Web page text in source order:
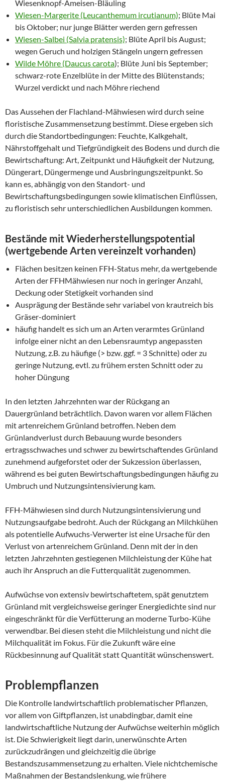
Wiesenknopf-Ameisen-Bläuling
Wiesen-Margerite (Leucanthemum ircutianum); Blüte Mai
bis Oktober; nur junge Blätter werden gern gefressen
Wiesen-Salbei (Salvia pratensis); Blüte April bis August;
wegen Geruch und holzigen Stängeln ungern gefressen
Wilde Möhre (Daucus carota); Blüte Juni bis September;
schwarz-rote Enzelblüte in der Mitte des Blütenstands;
Wurzel verdickt und nach Möhre riechend
Das Aussehen der Flachland-Mähwiesen wird durch seine
floristische Zusammensetzung bestimmt. Diese ergeben sich
durch die Standortbedingungen: Feuchte, Kalkgehalt,
Nährstoffgehalt und Tiefgründigkeit des Bodens und durch die
Bewirtschaftung: Art, Zeitpunkt und Häufigkeit der Nutzung,
Düngerart, Düngermenge und Ausbringungszeitpunkt. So
kann es, abhängig von den Standort- und
Bewirtschaftungsbedingungen sowie klimatischen Einflüssen,
zu floristisch sehr unterschiedlichen Ausbildungen kommen.
Bestände mit Wiederherstellungspotential
(wertgebende Arten vereinzelt vorhanden)
Flächen besitzen keinen FFH-Status mehr, da wertgebende
Arten der FFHMähwiesen nur noch in geringer Anzahl,
Deckung oder Stetigkeit vorhanden sind
Ausprägung der Bestände sehr variabel von krautreich bis
Gräser-dominiert
häufig handelt es sich um an Arten verarmtes Grünland
infolge einer nicht an den Lebensraumtyp angepassten
Nutzung, z.B. zu häufige (> bzw. ggf. = 3 Schnitte) oder zu
geringe Nutzung, evtl. zu frühem ersten Schnitt oder zu
hoher Düngung
In den letzten Jahrzehnten war der Rückgang an
Dauergrünland beträchtlich. Davon waren vor allem Flächen
mit artenreichem Grünland betroffen. Neben dem
Grünlandverlust durch Bebauung wurde besonders
ertragsschwaches und schwer zu bewirtschaftendes Grünland
zunehmend aufgeforstet oder der Sukzession überlassen,
während es bei guten Bewirtschaftungsbedingungen häufig zu
Umbruch und Nutzungsintensivierung kam.
FFH-Mähwiesen sind durch Nutzungsintensivierung und
Nutzungsaufgabe bedroht. Auch der Rückgang an Milchkühen
als potentielle Aufwuchs-Verwerter ist eine Ursache für den
Verlust von artenreichem Grünland. Denn mit der in den
letzten Jahrzehnten gestiegenen Milchleistung der Kühe hat
auch ihr Anspruch an die Futterqualität zugenommen.
Aufwüchse von extensiv bewirtschaftetem, spät genutztem
Grünland mit vergleichsweise geringer Energiedichte sind nur
eingeschränkt für die Verfütterung an moderne Turbo-Kühe
verwendbar. Bei diesen steht die Milchleistung und nicht die
Milchqualität im Fokus. Für die Zukunft wäre eine
Rückbesinnung auf Qualität statt Quantität wünschenswert.
Problempflanzen
Die Kontrolle landwirtschaftlich problematischer Pflanzen,
vor allem von Giftpflanzen, ist unabdingbar, damit eine
landwirtschaftliche Nutzung der Aufwüchse weiterhin möglich
ist. Die Schwierigkeit liegt darin, unerwünschte Arten
zurückzudrängen und gleichzeitig die übrige
Bestandszusammensetzung zu erhalten. Viele nichtchemische
Maßnahmen der Bestandslenkung, wie frühere